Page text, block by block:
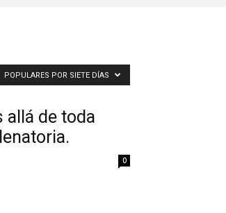
POPULARES POR SIETE DÍAS
allá de toda
0